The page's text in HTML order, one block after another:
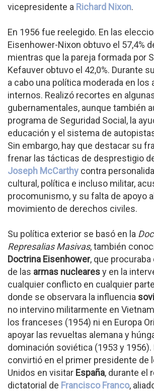
vicepresidente a Richard Nixon.
En 1956 fue reelegido. En las
Eisenhower-Nixon obtuvo el 57,4%
mientras que la pareja formada por
Kefauver obtuvo el 42,0%. Durante
a cabo una política moderada en los
internos. Realizó recortes en
gubernamentales, aunque también
programa de Seguridad Social, la
educación y el sistema de
Sin embargo, hay que destacar su
frenar las tácticas de desprestigio
Joseph McCarthy contra
cultural, política e incluso militar,
procomunismo, y su falta de apoyo
movimiento de derechos civiles.
Su política exterior se basó en la
Represalias Masivas, también
Doctrina Eisenhower, que
de las armas nuclearesy en la
cualquier conflicto en cualquier
donde se observara la influencia
no intervino militarmente en
los franceses (1954) ni en Europa
apoyar las revueltas alemana y
dominación soviética (1953 y 1956).
convirtió en el primer presidente de
Unidos en visitar España, durante el
dictatorial de Francisco Franco,